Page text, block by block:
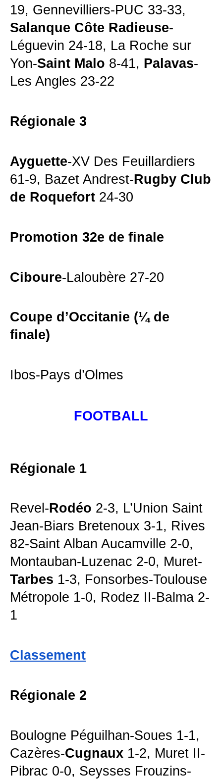
19, Gennevilliers-PUC 33-33,
Salanque Côte Radieuse-
Léguevin 24-18, La Roche sur
Yon-Saint Malo 8-41, Palavas-
Les Angles 23-22
Régionale 3
Ayguette-XV Des Feuillardiers
61-9, Bazet Andrest-Rugby Club
de Roquefort 24-30
Promotion 32e de finale
Ciboure-Laloubère 27-20
Coupe d’Occitanie (¼ de
finale)
Ibos-Pays d’Olmes
FOOTBALL
Régionale 1
Revel-Rodéo 2-3, L’Union Saint
Jean-Biars Bretenoux 3-1, Rives
82-Saint Alban Aucamville 2-0,
Montauban-Luzenac 2-0, Muret-
Tarbes 1-3, Fonsorbes-Toulouse
Métropole 1-0, Rodez II-Balma 2-
1
Classement
Régionale 2
Boulogne Péguilhan-Soues 1-1,
Cazères-Cugnaux 1-2, Muret II-
Pibrac 0-0, Seysses Frouzins-